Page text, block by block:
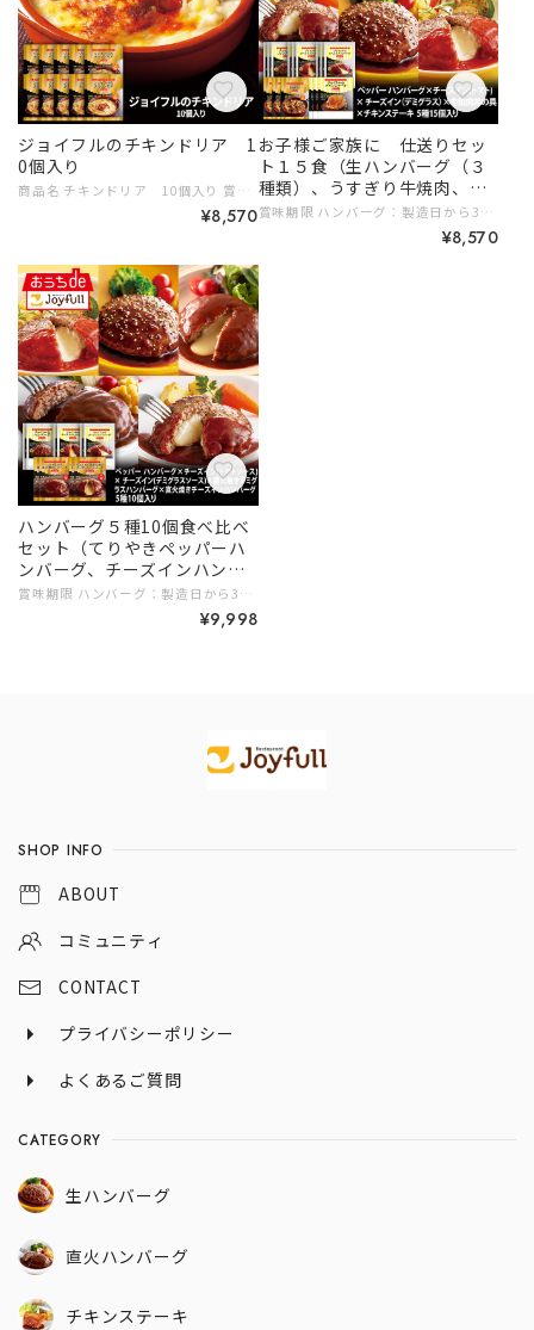
ジョイフルのチキンドリア 1
0個入り
商品名 チキンドリア 10個入り 賞味期限 製造日から365日 内容量 チキンドリア210g×10個 保存方法 －１８℃以下で保存 製造者名 株式会社ヤヨイサンフーズ 原材料 米（国産）、味付け鶏肉［鶏肉（ブラジル又はタイ）、食塩、その他］、チーズ、牛乳、脱脂濃縮乳、トマト・ピューレーづけ、バタールウ（小麦粉、バター）、乳等を主要原料とする食品（植物油脂、デキストリン、脱脂粉乳、その他）、発酵調味料、トマトペースト、白ワイン、小麦粉、植物油脂、たまねぎ、オニオンペースト、食塩、トマトケチャップ、マーガリン、パン粉、砂糖、ガーリックペースト、ぶどう糖、香辛料、ビーフエキス、酵母エキス/増粘剤（加工デンプン、増粘多糖類）、調味料（アミノ酸等）、乳化剤、リン酸塩（Na）、香料、重曹、アナトー色素、（一部に小麦・乳成分・牛肉・大豆・鶏肉・豚肉を含む） アレルギー 小麦・乳成分・牛肉・大豆・鶏肉・豚肉 # 8,000円～9,999円 # 簡単調理 # レンジ調理
¥8,570
お子様ご家族に 仕送りセッ
ト１５食（生ハンバーグ（３
種類）、うすぎり牛焼肉、チ
キンステーキ）
賞味期限 ハンバーグ：製造日から310日 チキンステーキ、牛焼肉丼の具：製造日から365日 内容量 ジョイフルの牛焼肉丼の具（牛焼肉丼の具90g、ペッパー1ｇ）×3個 ジョイフルのチキンステーキ206ｇ （チキンステーキ180gてりやきソース25ｇペッパー1ｇ）×3個 ジョイフルハンバーグてりやきソースペッパー付き146g（ハンバーグ120gてりやきソース25ｇペッパー1ｇ）×3個 ジョイフルチーズインハンバーグトマトソース付き155g（ハンバーグ120gトマトソース35ｇ）×3個 ジョイフルチーズインハンバーグ デミグラスソース付き145ｇ（ハンバーグ120g （うちチーズは10ｇ） デミグラスソース25g）×3個 保存方法 −１８℃以下で保存 # 8,000円～9,999円 # 仕送りに
¥8,570
ハンバーグ５種10個食べ比べ
セット（てりやきペッパーハ
ンバーグ、チーズインハン
バーグ、デミグラス、直火焼
きデミグラス、直火焼きチー
賞味期限 ハンバーグ：製造日から310日 直火焼きハンバーグ、チキンドリア、鶏もも肉、なんこつ唐揚げ：製造日から365日 内容量 ジョイフルハンバーグてりやきソースペッパー付き146g（ハンバーグ120gてりやきソース25ｇペッパー1ｇ）×2個 ジョイフルチーズインハンバーグトマトソース付き155g（ハンバーグ120gトマトソース35ｇ）×2個 ジョイフルチーズインハンバーグ デミグラスソース付き145ｇ（ハンバーグ120g （うちチーズは10ｇ） デミグラスソース25g）×2個 直火焼きハンバーグ140ｇ（ハンバーグ100g デミグラスソース40g）×2個 直火焼きチーズインハンバーグ 140g(ハンバーグ100ｇ デミグラスソース40ｇ）×2個 保存方法 −１８℃以下で保存 # 8,000円～9,999円 # ご家族みんなで
¥9,998
SHOP INFO
ABOUT
コミュニティ
CONTACT
プライバシーポリシー
よくあるご質問
CATEGORY
生ハンバーグ
直火ハンバーグ
チキンステーキ